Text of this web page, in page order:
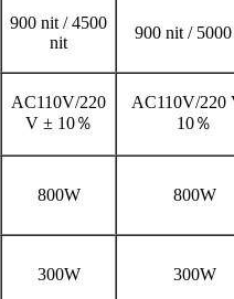
900 nit / 4500
nit
900 nit /
AC110V/220
V ± 10％
AC110V/220
10％
800W 800W
300W 300W